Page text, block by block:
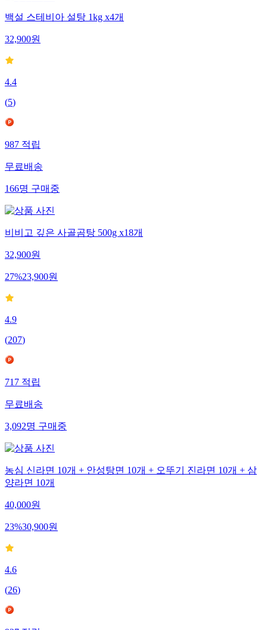
백설 스테비아 설탕 1kg x4개
32,900원
4.4
(5)
987적립
무료배송
166명구매중
비비고 깊은 사골곰탕 500g x18개
32,900원
27%23,900원
4.9
(207)
717적립
무료배송
3,092명구매중
농심 신라면 10개 + 안성탕면 10개 + 오뚜기 진라면 10개 + 삼
양라면 10개
40,000원
23%30,900원
4.6
(26)